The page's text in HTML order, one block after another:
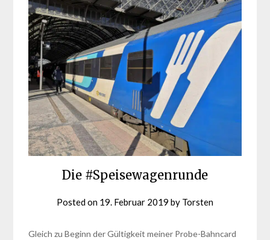
Die #Speisewagenrunde
Posted on 19. Februar 2019 by Torsten
Gleich zu Beginn der Gültigkeit meiner Probe-Bahncard